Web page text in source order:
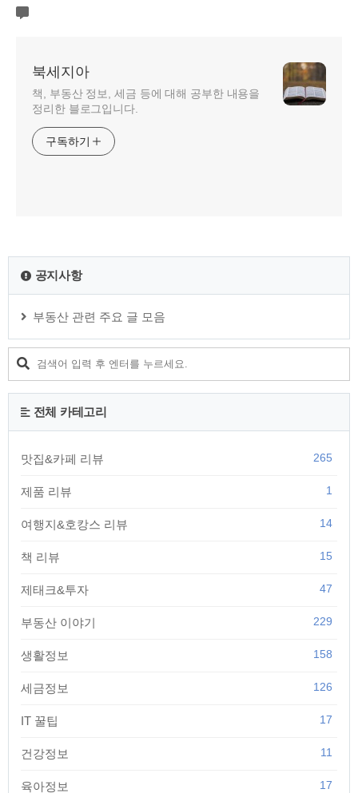
북세지아
책, 부동산 정보, 세금 등에 대해 공부한 내용을
정리한 블로그입니다.
구독하기
공지사항
부동산 관련 주요 글 모음
전체 카테고리
맛집&카페 리뷰 265
제품 리뷰 1
여행지&호캉스 리뷰 14
책 리뷰 15
제태크&투자 47
부동산 이야기 229
생활정보 158
세금정보 126
IT 꿀팁 17
건강정보 11
육아정보 17